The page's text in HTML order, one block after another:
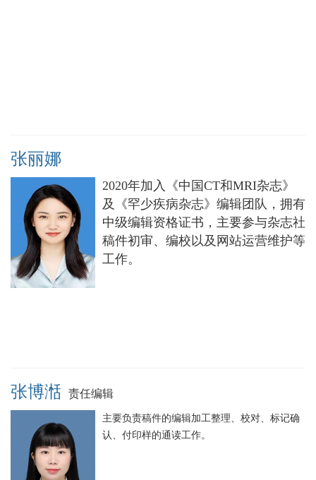
张丽娜
2020年加入《中国CT和MRI杂志》
及《罕少疾病杂志》编辑团队，拥有
中级编辑资格证书，主要参与杂志社
稿件初审、编校以及网站运营维护等
工作。
张博湉 责任编辑
主要负责稿件的编辑加工整理、校对、标记确
认、付印样的通读工作。